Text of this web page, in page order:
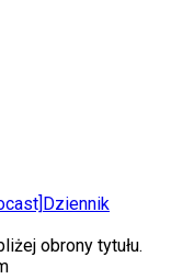
Dziennik
obrony tytułu.